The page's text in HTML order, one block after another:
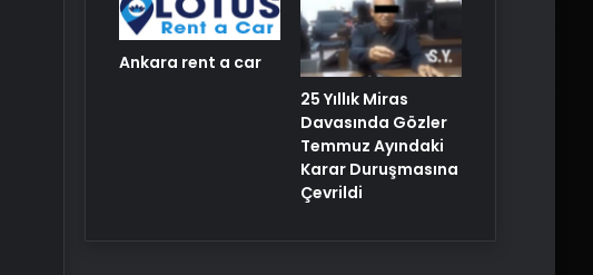
Ankara rent a car
25 Yıllık Miras
Davasında Gözler
Temmuz Ayındaki
Karar Duruşmasına
Çevrildi